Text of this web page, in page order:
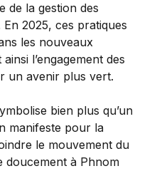
de la gestion des
2025, ces pratiques
les nouveaux
l’engagement des
un avenir plus vert.
bien plus qu’un
manifeste pour la
le mouvement du
doucement à Phnom